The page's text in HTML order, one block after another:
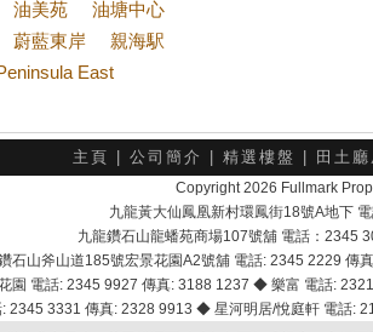
油美苑
油塘中心
蔚藍東岸
親海駅
East
主頁 公司簡介 精選樓盤 田土
Copyright 2026 Fullmark
九龍黃大仙鳳凰新村環鳳街18號A地下
九龍鑽石山龍蟠苑商場107號舖 電話：2345
石山斧山道185號宏景花園A2號舖 電話: 2345 2229
園 電話: 2345 9927 傳真: 3188 1237 ◆ 樂富 電話:
: 2345 3331 傳真: 2328 9913 ◆ 星河明居/悅庭軒 電話